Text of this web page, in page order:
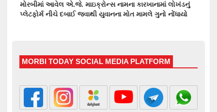
મોરબીમાં આવેલ એ.જે. માઇક્રોન્સ નામના કારખાનામાં લોખંડનું
પ્લેટફોર્મ નીચે દબાઈ જવાથી યુવાનના મોત મામલે ગુનો નોંધાયો
MORBI TODAY SOCIAL MEDIA PLATFORM